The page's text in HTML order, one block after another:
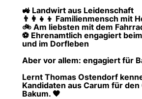
🚜 Landwirt aus Leidenschaft
👨‍👩‍👧‍👦 Familienmensch mit
🚲 Am liebsten mit dem
⚽ Ehrenamtlich engagiert
und im Dorfleben
Aber vor allem: engagiert für
Lernt Thomas Ostendorf
Kandidaten aus Carum für
Bakum. 🖤